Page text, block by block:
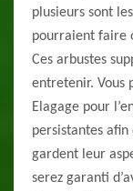
plusieurs sont
pourraient faire
Ces arbustes
entretenir. Vous
Elagage pour
persistantes afin
gardent leur
serez garanti